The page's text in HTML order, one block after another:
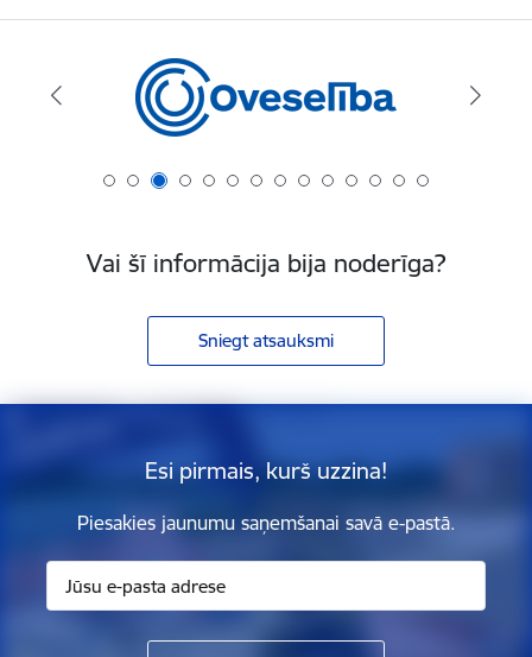
Vai šī informācija bija noderīga?
Sniegt atsauksmi
Esi pirmais, kurš uzzina!
Piesakies jaunumu saņemšanai savā e-pastā.